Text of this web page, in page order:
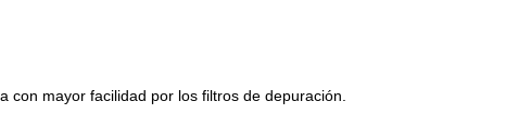
con mayor facilidad por los filtros de depuración.